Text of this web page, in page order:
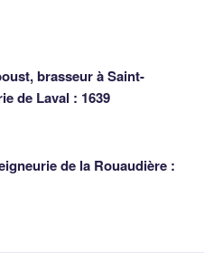
brasseur à Saint-
de Laval : 1639
de la Rouaudière :